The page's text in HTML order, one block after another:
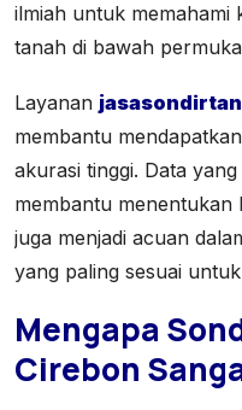
ilmiah untuk
tanah di bawah
Layanan
membantu
akurasi tinggi. Data
membantu menentukan
juga menjadi acuan
yang paling sesuai
Mengapa
Cirebon